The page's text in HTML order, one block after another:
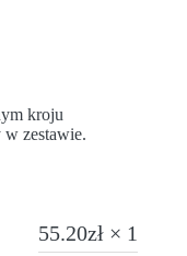
kroju
w zestawie.
55.20zł × 1